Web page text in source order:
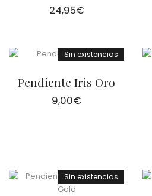
24,95€
Sin existencias
Pendiente Iris Oro
9,00€
Sin existencias